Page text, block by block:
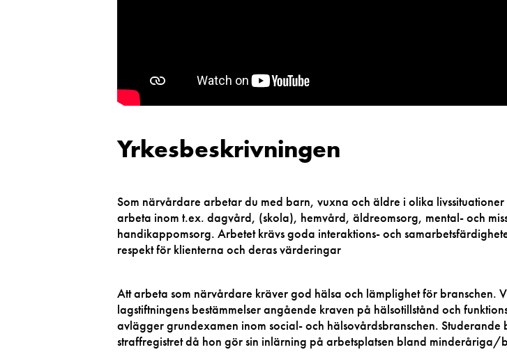
Yrkesbeskrivningen
Som närvårdare arbetar du med barn, vuxna och äldre i olika
arbeta inom t.ex. dagvård, (skola), hemvård, äldreomsorg, mental- och
handikappomsorg. Arbetet krävs goda interaktions- och
respekt för klienterna och deras värderingar
Att arbeta som närvårdare kräver god hälsa och lämplighet för branschen.
lagstiftningens bestämmelser angående kraven på hälsotillstånd och
avlägger grundexamen inom social- och hälsovårdsbranschen. Studerande
straffregistret då hon gör sin inlärning på arbetsplatsen bland minderåriga/